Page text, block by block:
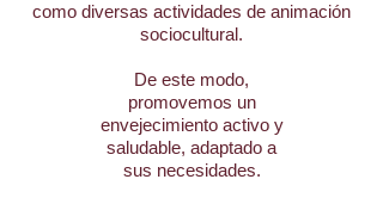
como diversas actividades de animación
sociocultural.
De este modo,
promovemos un
envejecimiento activo y
saludable, adaptado a
sus necesidades.